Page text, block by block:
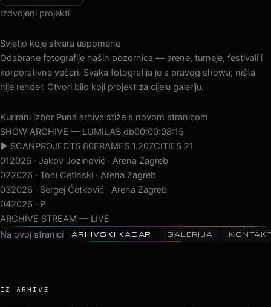
Izdvojeni projekti
Svjetlo koje stvara uspomene
Odabrane fotografije naših pozornica — arene, turneje, festivali i
korporativne večeri. Svaka fotografija je s pravog showa; ništa
nije render. Otvori bilo koji projekt za cijelu galeriju.
Kurirani izbor Puna arhiva stiže s novom stranicom
SHOW ARCHIVE — LUMILAS.db00:00:10:19
▶ SCANPROJECTS 80FRAMES 1.207CITIES 21
012026 · Jakov Jozinović · Arena Zagreb
022026 · Toni Cetinski · Arena Zagreb
032026 · Sergej Ćetković · Arena Zagreb
042026 · Peđa Jovanović · Arena Zagreb
052026 · MegaDance Party 2 ·
ARCHIVE STREAM — LIVE